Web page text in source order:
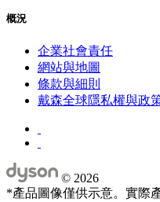
概況
企業社會責任
網站與地圖
條款與細則
戴森全球隱私權與政
© 2026
*產品圖像僅供示意。實際